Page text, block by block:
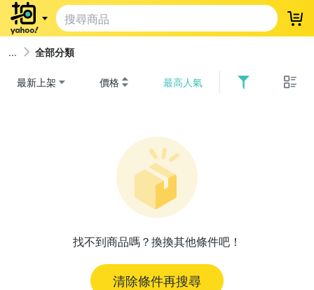
登
全部分類
最新上架 價格 最高人氣
找不到商品嗎？換換其他條件吧！
清除條件再搜尋